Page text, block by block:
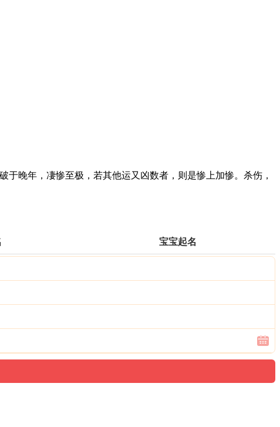
晚年，凄惨至极，若其他运又凶数者，则是惨上加惨。杀伤，
宝宝起名